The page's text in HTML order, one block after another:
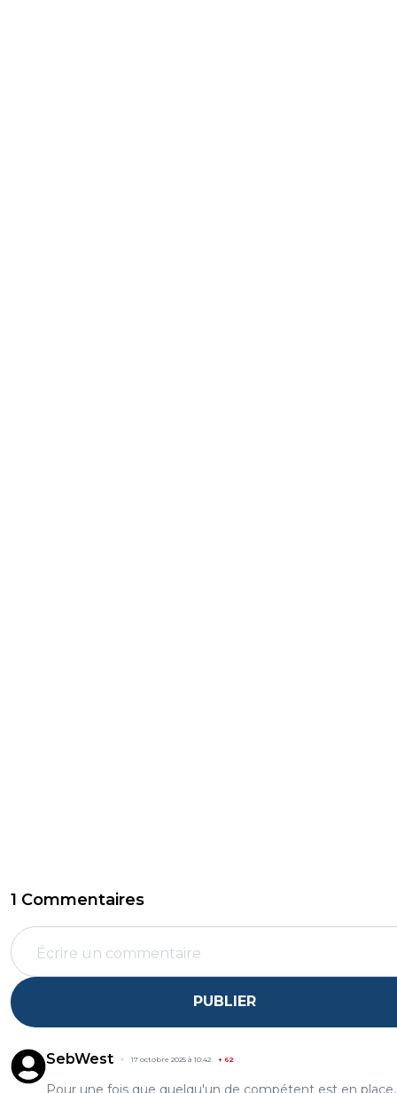
1 Commentaires
PUBLIER
SebWest 17 octobre 2025 à 10:42 + 62
Pour une fois que quelqu'un de compétent est en place,